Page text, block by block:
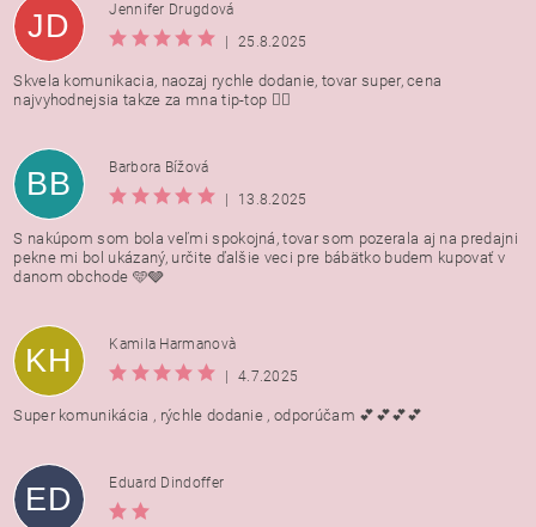
JD
Jennifer Drugdová
|
25.8.2025
Skvela komunikacia, naozaj rychle dodanie, tovar super, cena
najvyhodnejsia takze za mna tip-top 👍🏻
BB
Barbora Bížová
|
13.8.2025
S nakúpom som bola veľmi spokojná, tovar som pozerala aj na predajni
pekne mi bol ukázaný, určite ďalšie veci pre bábätko budem kupovať v
danom obchode 🩵🩶
KH
Kamila Harmanovà
|
4.7.2025
Super komunikácia , rýchle dodanie , odporúčam 💕💕💕💕
ED Eduard Dindoffer